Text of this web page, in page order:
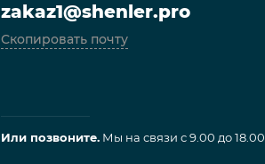
zakaz1@shenler.pro
Скопировать почту
Или позвоните.Мы на связи с 9.00 до 18.00